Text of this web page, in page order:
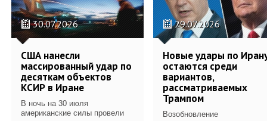
30.07.2026
США нанесли
массированный удар по
десяткам объектов
КСИР в Иране
В ночь на 30 июля
американские силы провели
29.07.2026
Новые удары по
остаются среди
вариантов,
рассматриваемых
Трампом
Возобновление